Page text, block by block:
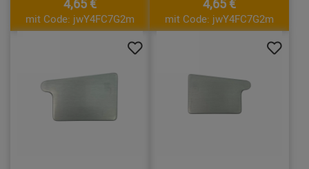
4,65 €
mit Code: jwY4FC7G2m
4,65 €
mit Code: jwY4FC7G2m